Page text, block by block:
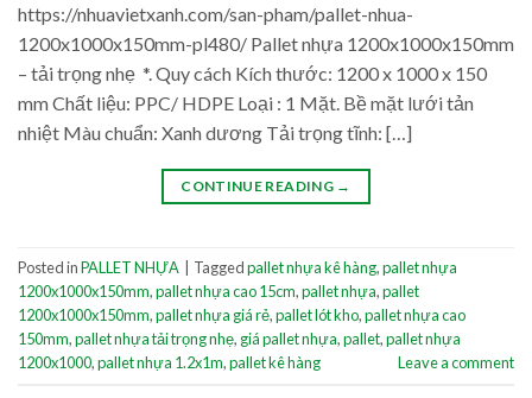
https://nhuavietxanh.com/san-pham/pallet-nhua-
1200x1000x150mm-pl480/ Pallet nhựa 1200x1000x150mm
– tải trọng nhẹ *. Quy cách Kích thước: 1200 x 1000 x 150
mm Chất liệu: PPC/ HDPE Loại : 1 Mặt. Bề mặt lưới tản
nhiệt Màu chuẩn: Xanh dương Tải trọng tĩnh: […]
CONTINUE READING →
Posted inPALLET NHỰA Taggedpallet nhựa kê hàng,pallet nhựa
1200x1000x150mm,pallet nhựa cao 15cm,pallet nhựa,pallet
1200x1000x150mm,pallet nhựa giá rẻ,pallet lót kho,pallet nhựa cao
150mm,pallet nhựa tải trọng nhẹ, giá pallet nhựa,pallet,pallet nhựa
1200x1000,pallet nhựa 1.2x1m,pallet kê hàng Leave a comment